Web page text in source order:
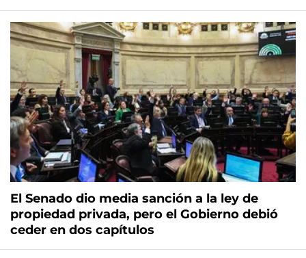
El Senado dio media sanción a la ley de
propiedad privada, pero el Gobierno debió
ceder en dos capítulos